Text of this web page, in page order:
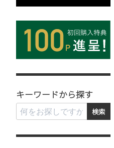
キーワードから探す
検索